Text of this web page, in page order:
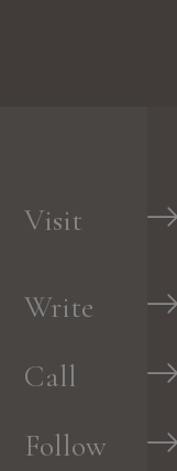
Visit
Write
Call
Follow